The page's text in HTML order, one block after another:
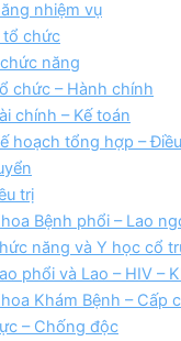
nhiệm vụ
tổ chức
năng
chức – Hành chính
chính – Kế toán
hoạch tổng hợp –
trị
Bệnh phổi – Lao
năng và Y học cổ
phổi và Lao – HIV –
Khám Bệnh – Cấp
– Chống độc